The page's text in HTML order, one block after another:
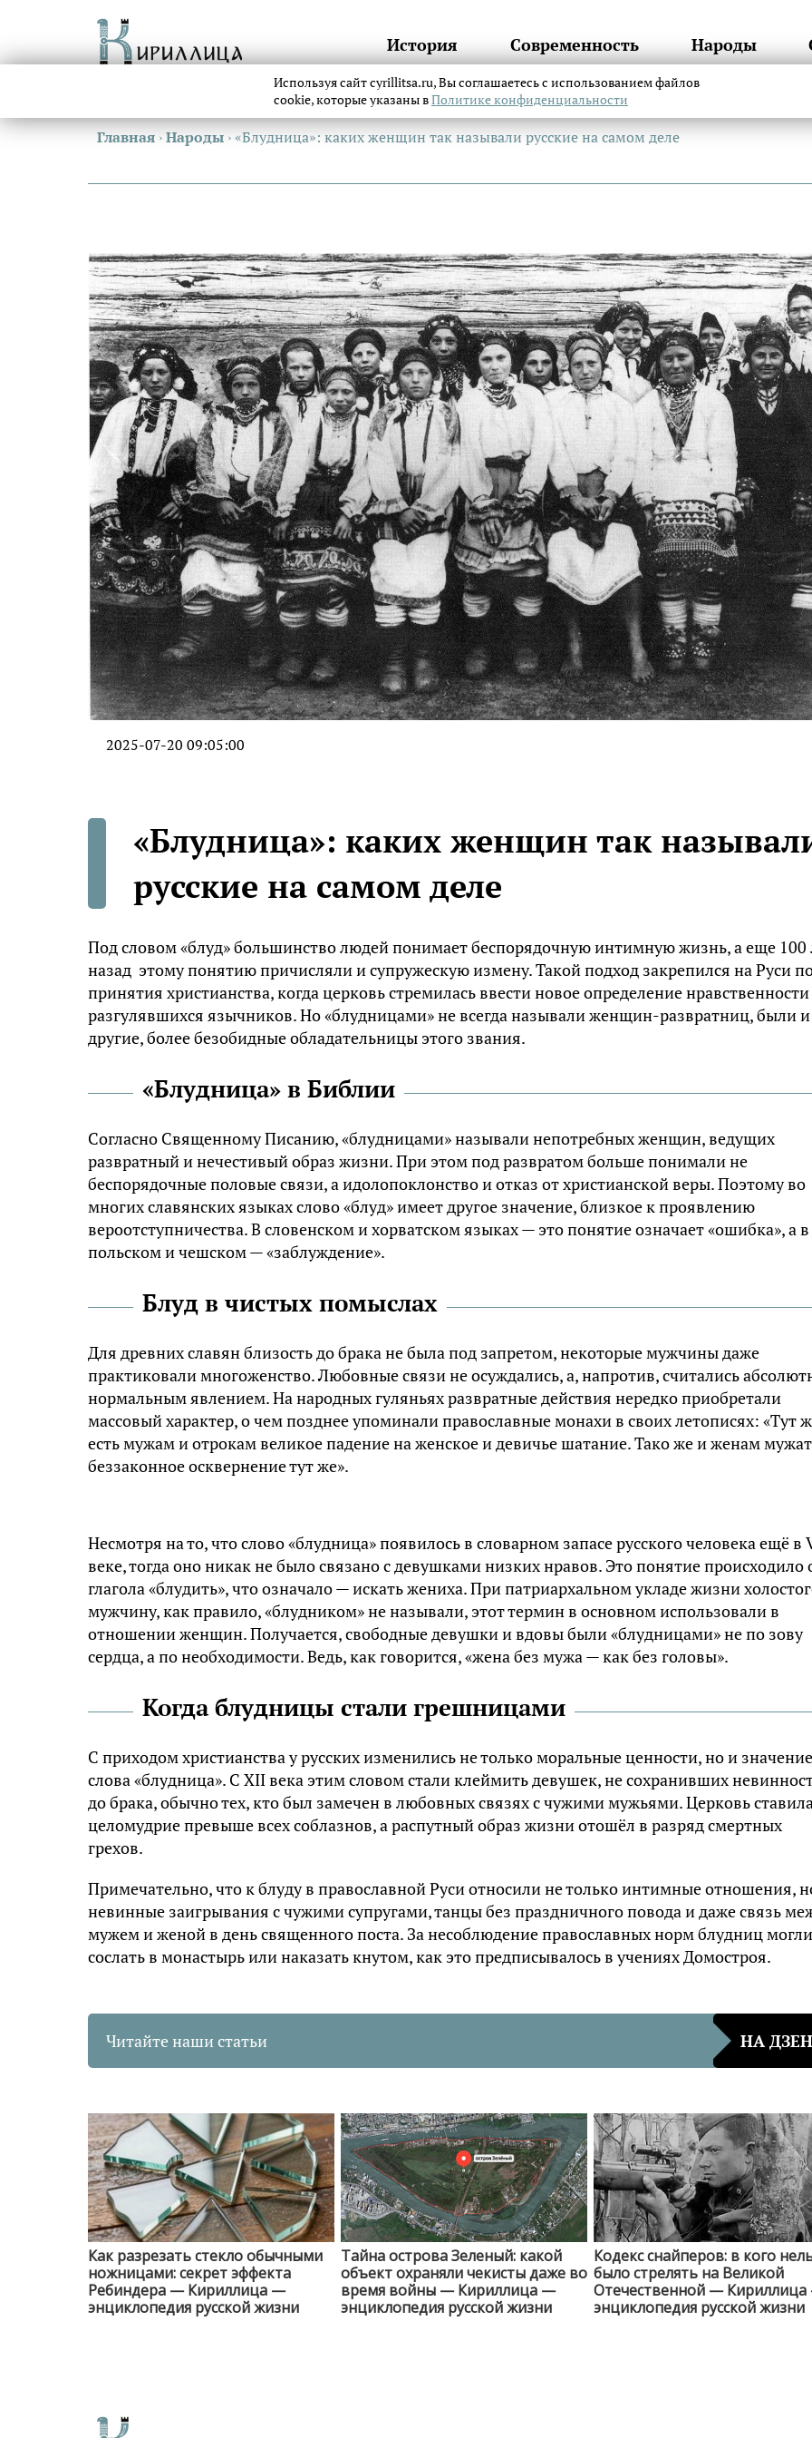
История Современность Народы
Главная ›Народы ›«Блудница»: каких женщин так называли русские на самом деле
2025-07-20 09:05:00
«Блудница»: каких женщин так
русские на самом деле
Под словом «блуд» большинство людей понимает беспорядочную интимную жизнь, а еще 100
назад этому понятию причисляли и супружескую измену. Такой подход закрепился на Руси
принятия христианства, когда церковь стремилась ввести новое определение
разгулявшихся язычников. Но «блудницами» не всегда называли женщин-развратниц, были и
другие, более безобидные обладательницы этого звания.
«Блудница» в Библии
Согласно Священному Писанию, «блудницами» называли непотребных женщин, ведущих
развратный и нечестивый образ жизни. При этом под развратом больше понимали не
беспорядочные половые связи, а идолопоклонство и отказ от христианской веры. Поэтому во
многих славянских языках слово «блуд» имеет другое значение, близкое к проявлению
вероотступничества. В словенском и хорватском языках — это понятие означает «ошибка», а в
польском и чешском — «заблуждение».
Блуд в чистых помыслах
Для древних славян близость до брака не была под запретом, некоторые мужчины даже
практиковали многоженство. Любовные связи не осуждались, а, напротив, считались
нормальным явлением. На народных гуляньях развратные действия нередко приобретали
массовый характер, о чем позднее упоминали православные монахи в своих летописях: «Тут
есть мужам и отрокам великое падение на женское и девичье шатание. Тако же и женам
беззаконное осквернение тут же».
Несмотря на то, что слово «блудница» появилось в словарном запасе русского человека ещё в
веке, тогда оно никак не было связано с девушками низких нравов. Это понятие происходило
глагола «блудить», что означало — искать жениха. При патриархальном укладе жизни
мужчину, как правило, «блудником» не называли, этот термин в основном использовали в
отношении женщин. Получается, свободные девушки и вдовы были «блудницами» не по зову
сердца, а по необходимости. Ведь, как говорится, «жена без мужа — как без головы».
Когда блудницы стали грешницами
С приходом христианства у русских изменились не только моральные ценности, но и значение
слова «блудница». С XII века этим словом стали клеймить девушек, не сохранивших
до брака, обычно тех, кто был замечен в любовных связях с чужими мужьями. Церковь
целомудрие превыше всех соблазнов, а распутный образ жизни отошёл в разряд смертных
грехов.
Примечательно, что к блуду в православной Руси относили не только интимные отношения,
невинные заигрывания с чужими супругами, танцы без праздничного повода и даже связь
мужем и женой в день священного поста. За несоблюдение православных норм блудниц могли
сослать в монастырь или наказать кнутом, как это предписывалось в учениях Домостроя.
Читайте наши статьи НА ДЗЕН
Как разрезать стекло обычными
ножницами: секрет эффекта
Ребиндера — Кириллица —
энциклопедия русской жизни
Тайна острова Зеленый: какой
объект охраняли чекисты даже во
время войны — Кириллица —
энциклопедия русской жизни
Кодекс снайперов: в кого
было стрелять на Великой
Отечественной —
энциклопедия русской жизни
Используя сайт cyrillitsa.ru, Вы соглашаетесь с использованием файлов
cookie, которые указаны вПолитике конфиденциальности